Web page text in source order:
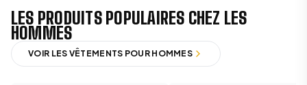
LES PRODUITS POPULAIRES CHEZ LES
HOMMES
VOIR LES VÊTEMENTS POUR HOMMES